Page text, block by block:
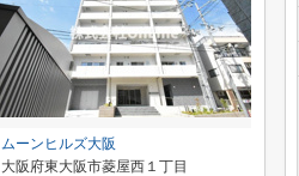
ムーンヒルズ大阪
大阪府東大阪市菱屋西１丁目